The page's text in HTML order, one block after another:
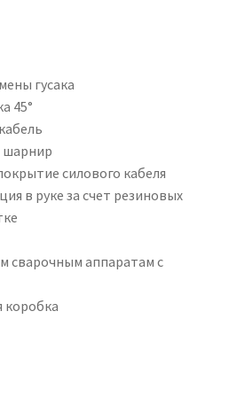
гусака
45°
шарнир
силового кабеля
в руке за счет резиновых
сварочным аппаратам с
коробка